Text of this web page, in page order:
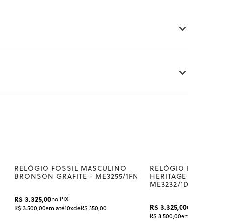
RELÓGIO FOSSIL MASCULINO
BRONSON GRAFITE - ME3255/1FN
R$ 3.325,00no PIX
R$ 3.500,00em até10xdeR$ 350,00
RELÓGIO FOSSIL
HERITAGE
ME3232/1DN
R$ 3.325,00no PIX
R$ 3.500,00em até